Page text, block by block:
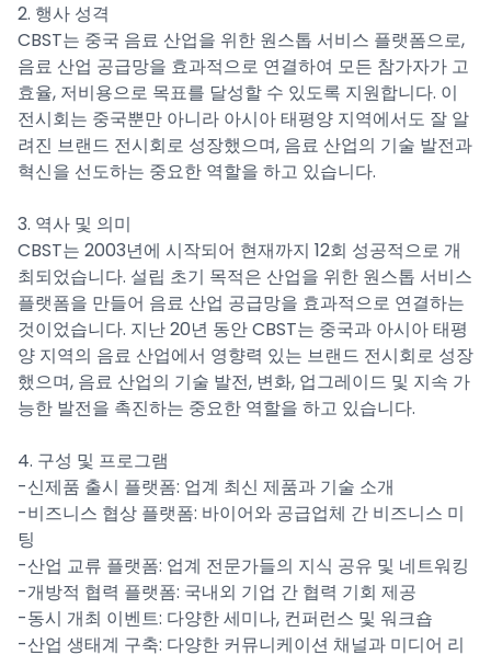
2. 행사 성격
CBST는 중국 음료 산업을 위한 원스톱 서비스 플랫폼으로,
음료 산업 공급망을 효과적으로 연결하여 모든 참가자가 고
효율, 저비용으로 목표를 달성할 수 있도록 지원합니다. 이
전시회는 중국뿐만 아니라 아시아 태평양 지역에서도 잘 알
려진 브랜드 전시회로 성장했으며, 음료 산업의 기술 발전과
혁신을 선도하는 중요한 역할을 하고 있습니다.
3. 역사 및 의미
CBST는 2003년에 시작되어 현재까지 12회 성공적으로 개
최되었습니다. 설립 초기 목적은 산업을 위한 원스톱 서비스
플랫폼을 만들어 음료 산업 공급망을 효과적으로 연결하는
것이었습니다. 지난 20년 동안 CBST는 중국과 아시아 태평
양 지역의 음료 산업에서 영향력 있는 브랜드 전시회로 성장
했으며, 음료 산업의 기술 발전, 변화, 업그레이드 및 지속 가
능한 발전을 촉진하는 중요한 역할을 하고 있습니다.
4. 구성 및 프로그램
-신제품 출시 플랫폼: 업계 최신 제품과 기술 소개
-비즈니스 협상 플랫폼: 바이어와 공급업체 간 비즈니스 미
팅
-산업 교류 플랫폼: 업계 전문가들의 지식 공유 및 네트워킹
-개방적 협력 플랫폼: 국내외 기업 간 협력 기회 제공
-동시 개최 이벤트: 다양한 세미나, 컨퍼런스 및 워크숍
-산업 생태계 구축: 다양한 커뮤니케이션 채널과 미디어 리